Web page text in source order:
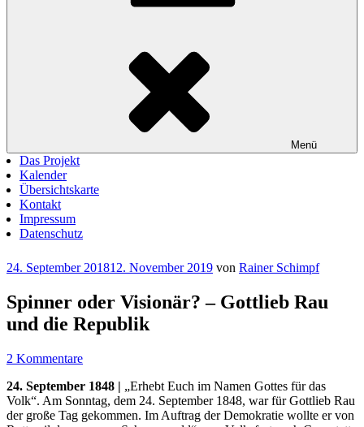
Menü
Das Projekt
Kalender
Übersichtskarte
Kontakt
Impressum
Datenschutz
Veröffentlicht
24. September 201812. November 2019 von Rainer Schimpf
Spinner oder Visionär? – Gottlieb Rau
und die Republik
2 Kommentare
24. September 1848 | „Erhebt Euch im Namen Gottes für das
Volk“. Am Sonntag, dem 24. September 1848, war für Gottlieb Rau
der große Tag gekommen. Im Auftrag der Demokratie wollte er von